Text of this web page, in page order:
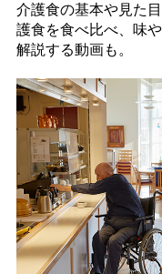
介護食の基本や見た
護食を食べ比べ、味
解説する動画も。